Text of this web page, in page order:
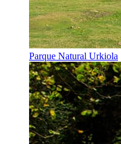
Parque Natural Urkiola